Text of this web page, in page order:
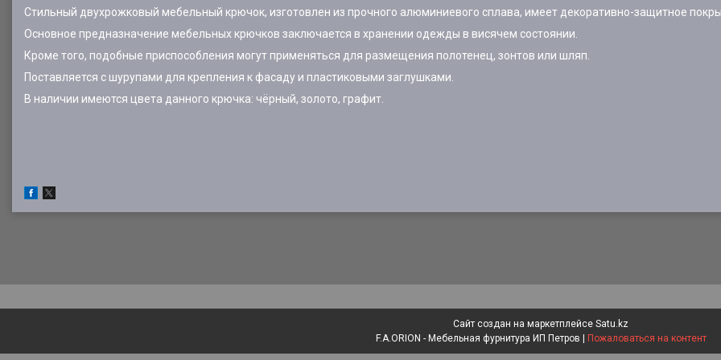
Стильный двухрожковый мебельный крючок, изготовлен из прочного алюминиевого сплава, имеет декоративно-защитное
Основное предназначение мебельных крючков заключается в хранении одежды в висячем состоянии.
Кроме того, подобные приспособления могут применяться для размещения полотенец, зонтов или шляп.
Поставляется с шурупами для крепления к фасаду и пластиковыми заглушками.
В наличии имеются цвета данного крючка: чёрный, золото, графит.
Сайт создан на маркетплейсе Satu.kz
Пожаловаться на контент